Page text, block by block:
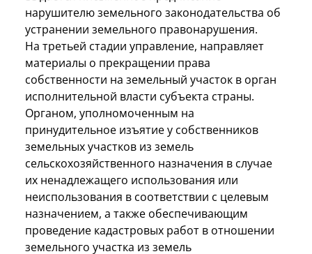
нарушителю земельного законодательства об
устранении земельного правонарушения.
На третьей стадии управление, направляет
материалы о прекращении права
собственности на земельный участок в орган
исполнительной власти субъекта страны.
Органом, уполномоченным на
принудительное изъятие у собственников
земельных участков из земель
сельскохозяйственного назначения в случае
их ненадлежащего использования или
неиспользования в соответствии с целевым
назначением, а также обеспечивающим
проведение кадастровых работ в отношении
земельного участка из земель